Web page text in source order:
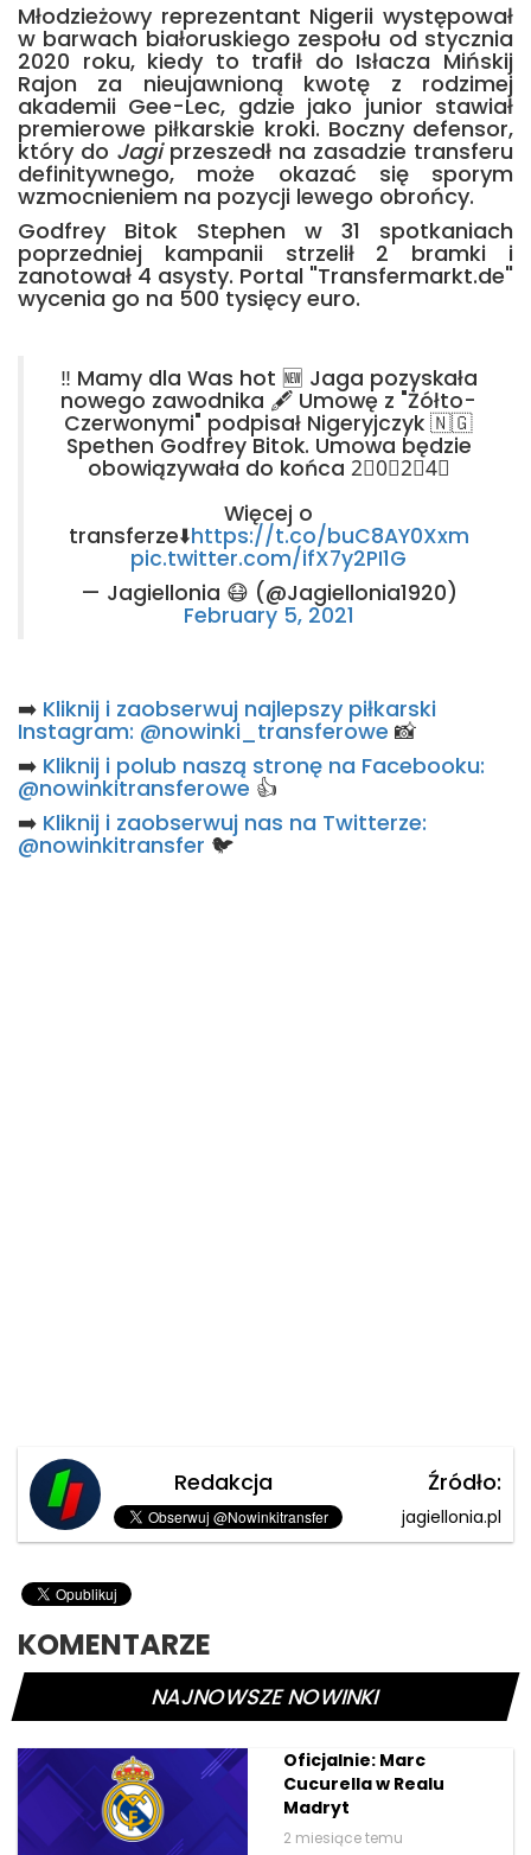
Młodzieżowy reprezentant Nigerii występował
w barwach białoruskiego zespołu od stycznia
2020 roku, kiedy to trafił do Isłacza Mińskij
Rajon za nieujawnioną kwotę z rodzimej
akademii Gee-Lec, gdzie jako junior stawiał
premierowe piłkarskie kroki. Boczny defensor,
który do Jagiprzeszedł na zasadzie transferu
definitywnego, może okazać się sporym
wzmocnieniem na pozycji lewego obrońcy.
Godfrey Bitok Stephen w 31 spotkaniach
poprzedniej kampanii strzelił 2 bramki i
zanotował 4 asysty. Portal "Transfermarkt.de"
wycenia go na 500 tysięcy euro.
‼️ Mamy dla Was hot 🆕 Jaga pozyskała
nowego zawodnika 🖋️ Umowę z "Żółto-
Czerwonymi" podpisał Nigeryjczyk 🇳🇬
Spethen Godfrey Bitok. Umowa będzie
obowiązywała do końca 2⃣0⃣2⃣4⃣
Więcej o
transferze⬇️https://t.co/buC8AY0Xxm
pic.twitter.com/ifX7y2PI1G
— Jagiellonia 😷 (@Jagiellonia1920)
February 5, 2021
➡️ Kliknij i zaobserwuj najlepszy piłkarski
Instagram: @nowinki_transferowe 📸
➡️ Kliknij i polub naszą stronę na Facebooku:
@nowinkitransferowe 👍
➡️ Kliknij i zaobserwuj nas na Twitterze:
@nowinkitransfer 🐦
Redakcja Źródło:
jagiellonia.pl
KOMENTARZE
NAJNOWSZE NOWINKI
Oficjalnie: Marc
Cucurella w Realu
Madryt
2 miesiące temu